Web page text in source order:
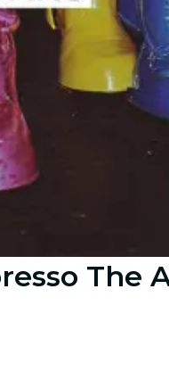
The